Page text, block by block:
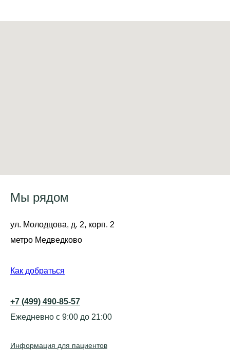
Мы рядом
ул. Молодцова, д. 2, корп. 2
метро Медведково
Как добраться
+7 (499) 490-85-57
Ежедневно с 9:00 до 21:00
Информация для пациентов